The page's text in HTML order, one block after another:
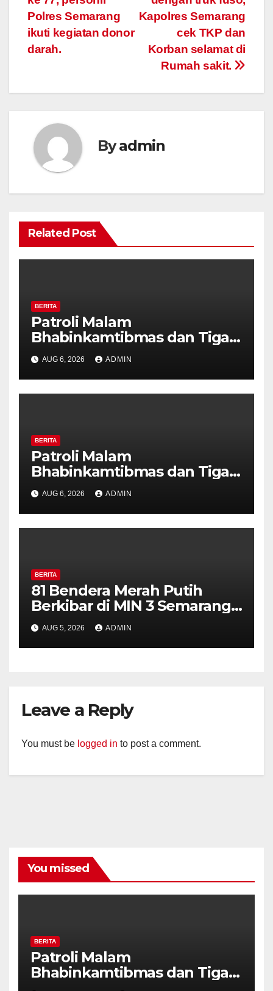
Kapolres Semarang
cek TKP dan
Korban selamat di
Rumah sakit.
Polres Semarang
ikuti kegiatan donor
darah.
Byadmin
Related Post
BERITA
Patroli Malam
Bhabinkamtibmas dan Tiga
Pilar Kelurahan Ungaran
Perkuat Kamtibmas, Warga
Diajak Aktifkan Ronda
AUG 6, 2026 ADMIN
BERITA
Patroli Malam
Bhabinkamtibmas dan Tiga
Pilar Kelurahan Ungaran
Perkuat Kamtibmas, Warga
Diajak Aktifkan Ronda
AUG 6, 2026 ADMIN
BERITA
81 Bendera Merah Putih
Berkibar di MIN 3 Semarang,
Bhabinkamtibmas Desa
Timpik Hadiri Peringatan
HUT ke-81 Kemerdekaan RI
AUG 5, 2026 ADMIN
Leave a Reply
You must be logged in to post a comment.
You missed
BERITA
Patroli Malam
Bhabinkamtibmas dan Tiga